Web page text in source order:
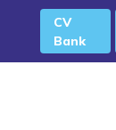
CV
Bank